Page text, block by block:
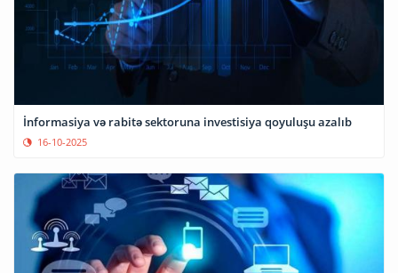
İnformasiya və rabitə sektoruna investisiya qoyuluşu azalıb
16-10-2025